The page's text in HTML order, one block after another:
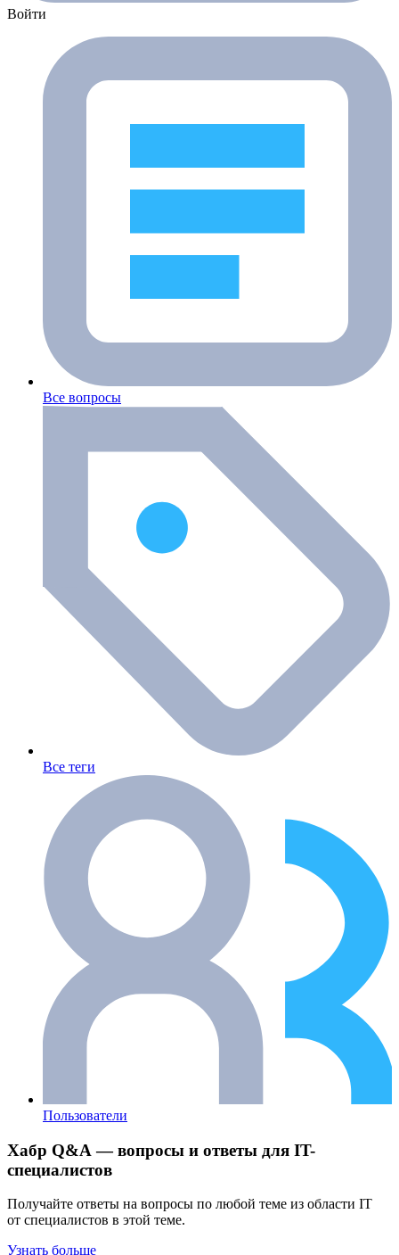
Войти
Все вопросы
Все теги
Пользователи
Хабр Q&A — вопросы и ответы для IT-
специалистов
Получайте ответы на вопросы по любой теме из области IT
от специалистов в этой теме.
Узнать больше